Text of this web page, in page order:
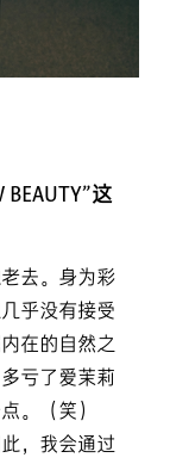
BEAUTY”这
去。身为彩
乎没有接受
在的自然之
亏了爱茉莉
。（笑）
，我会通过